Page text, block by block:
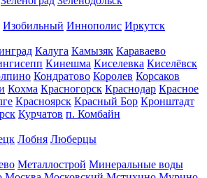
Изобильный Иннополис Иркутск
Калуга Камызяк Караваево
Кинешма Киселевка Киселёвск
Кондратово Королев Корсаков
Кохма Красногорск Краснодар Красное
Красноярск Красный Бор Кронштадт
Курчатов п. Комбайн
Лобня Люберцы
Металлострой Минеральные воды